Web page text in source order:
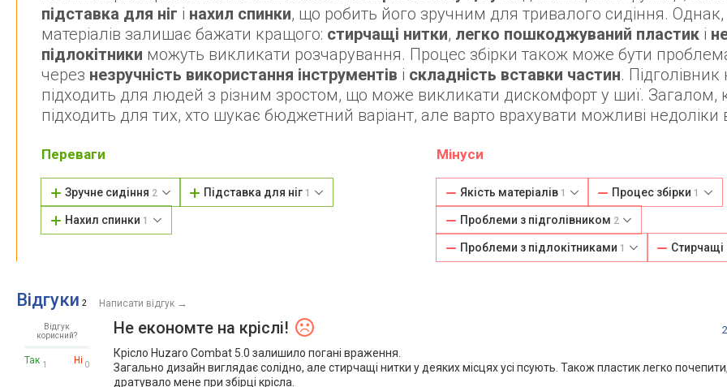
підставка для ніг і нахил спинки, що робить його зручним для тривалого сидіння. Однак,
матеріалів залишає бажати кращого: стирчащі нитки, легко пошкоджуваний пластик і
підлокітники можуть викликати розчарування. Процес збірки також може бути
через незручність використання інструментів і складність вставки частин. Підголівник
підходить для людей з різним зростом, що може викликати дискомфорт у шиї. Загалом,
підходить для тих, хто шукає бюджетний варіант, але варто врахувати можливі недоліки
Переваги
Зручне сидіння 2 Підставка для ніг 1
Нахил спинки 1
Мінуси
Якість матеріалів 1 Процес збірки 1
Проблеми з підголівником 2
Проблеми з підлокітниками 1
Відгуки 2 Написати відгук →
Відгук
корисний?
Так 1 Ні 0
Не економте на кріслі!
Крісло Huzaro Combat 5.0 залишило погані враження.
Загально дизайн виглядає солідно, але стирчащі нитки у деяких місцях усі псують. Також пластик легко
дратувало мене при збірці крісла.